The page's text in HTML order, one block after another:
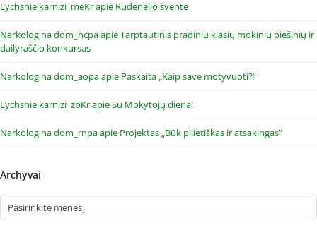
Lychshie karnizi_meKrapie Rudenėlio šventė
Narkolog na dom_hcpaapieTarptautinis pradinių klasių mokinių piešinių ir
dailyraščio konkursas
Narkolog na dom_aopaapie Paskaita „Kaip save motyvuoti?“
Lychshie karnizi_zbKrapieSu Mokytojų diena!
Narkolog na dom_rnpaapie Projektas „Būk pilietiškas ir atsakingas”
Archyvai